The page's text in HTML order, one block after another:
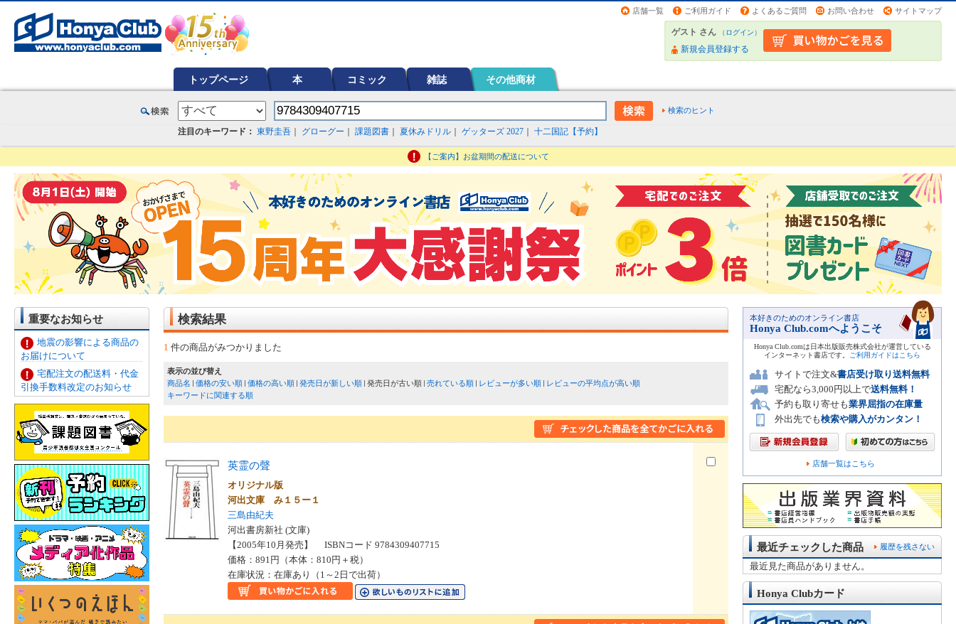
店舗一覧 ご利用ガイド よくあるご質問 お問い合わせ サイトマップ
ゲスト さん （ログイン）
新規会員登録する
トップページ 本 コミック 雑誌 その他商材
検索のヒント
注目のキーワード： 東野圭吾 グローグー 課題図書 夏休みドリル ゲッターズ 2027 十二国記【予約】
【ご案内】お盆期間の配送について
重要なお知らせ
地震の影響による商品の
お届けについて
宅配注文の配送料・代金
引換手数料改定のお知らせ
検索結果
1 件の商品がみつかりました
表示の並び替え
商品名
価格の安い順 価格の高い順 発売日が新しい順 発売日が古い順 売れている順 レビューが多い順
レビューの平均点が高い順
キーワードに関連する順
英霊の聲
オリジナル版
河出文庫 み１５ー１
三島由紀夫
河出書房新社 (文庫)
【2005年10月発売】 ISBNコード 9784309407715
価格：891円（本体：810円＋税）
在庫状況：在庫あり（1～2日で出荷）
本好きのためのオンライン書店
Honya Club.comへようこそ
Honya Club.comは日本出版販売株式会社が運営している
インターネット書店です。
ご利用ガイドはこちら
サイトで注文&書店受け取り送料無料
宅配なら3,000円以上で送料無料！
予約も取り寄せも業界屈指の在庫量
外出先でも検索や購入がカンタン！
店舗一覧はこちら
履歴を残さない
最近チェックした商品
最近見た商品がありません。
Honya Clubカード